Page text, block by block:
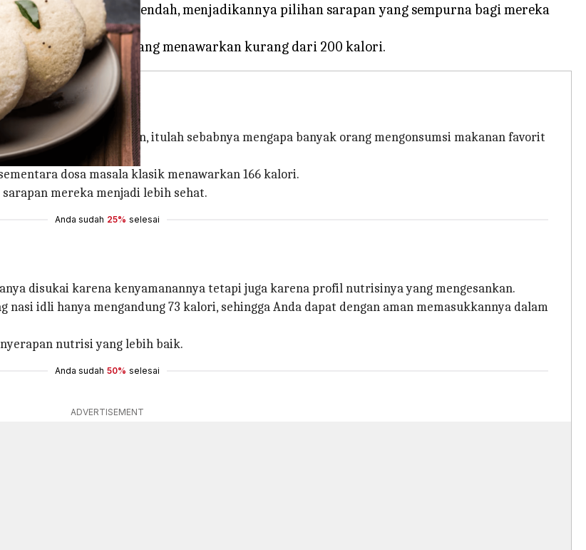
kalori yang rendah, menjadikannya pilihan sarapan yang sempurna bagi mereka
serat dan protein, itulah sebabnya mengapa banyak orang mengonsumsi makanan favorit
dosa masala klasik menawarkan 166 kalori.
mereka menjadi lebih sehat.
Anda sudah 25% selesai
disukai karena kenyamanannya tetapi juga karena profil nutrisinya yang mengesankan.
idli hanya mengandung 73 kalori, sehingga Anda dapat dengan aman memasukkannya dalam
nutrisi yang lebih baik.
Anda sudah 50% selesai
ADVERTISEMENT